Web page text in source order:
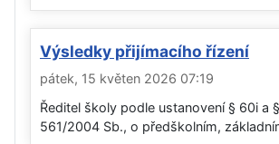
Výsledky přijímacího řízení
pátek, 15 květen 2026 07:19
Ředitel školy podle ustanovení § 60i a
561/2004 Sb., o předškolním,